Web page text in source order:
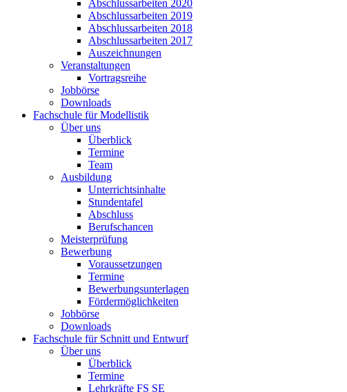
Abschlussarbeiten 2020
Abschlussarbeiten 2019
Abschlussarbeiten 2018
Abschlussarbeiten 2017
Auszeichnungen
Veranstaltungen
Vortragsreihe
Jobbörse
Downloads
Fachschule für Modellistik
Über uns
Überblick
Termine
Team
Ausbildung
Unterrichtsinhalte
Stundentafel
Abschluss
Berufschancen
Meisterprüfung
Bewerbung
Voraussetzungen
Termine
Bewerbungsunterlagen
Fördermöglichkeiten
Jobbörse
Downloads
Fachschule für Schnitt und Entwurf
Über uns
Überblick
Termine
Lehrkräfte FS SE